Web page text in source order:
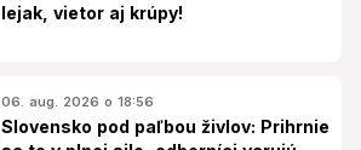
lejak, vietor aj krúpy!
06. aug. 2026 o 18:56
Slovensko pod paľbou živlov: Prihrnie